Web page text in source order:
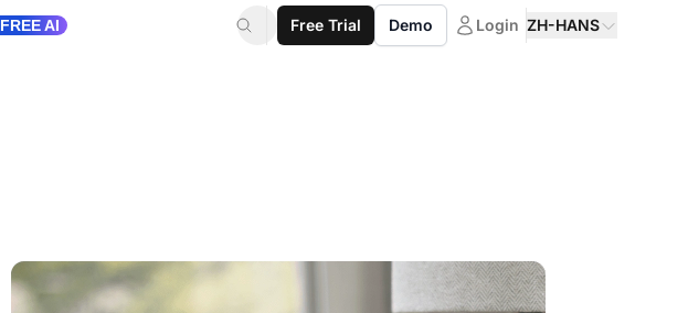
FREE AI Free Trial Demo Login ZH-HANS